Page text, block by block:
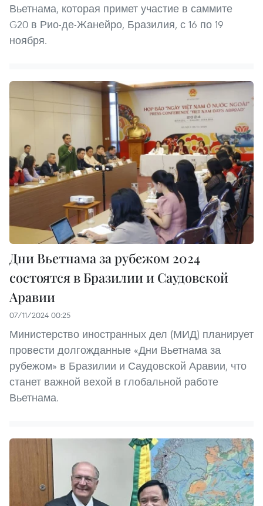
Вьетнама, которая примет участие в саммите
G20 в Рио-де-Жанейро, Бразилия, с 16 по 19
ноября.
Дни Вьетнама за рубежом 2024
состоятся в Бразилии и Саудовской
Аравии
07/11/2024 00:25
Министерство иностранных дел (МИД) планирует
провести долгожданные «Дни Вьетнама за
рубежом» в Бразилии и Саудовской Аравии, что
станет важной вехой в глобальной работе
Вьетнама.